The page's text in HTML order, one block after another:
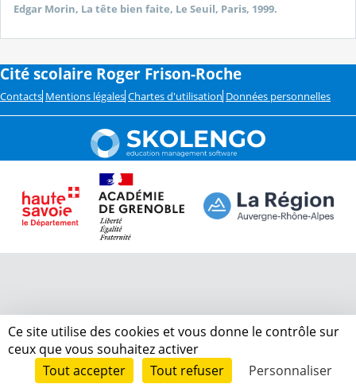
Edgar Morin, La tête bien faite, Le Seuil, Paris, 1999.
Cité scolaire Roger Frison-Roche
Contacts Mentions légales Chartes d'utilisation Données personnelles
Ce site utilise des cookies et vous donne le contrôle sur
ceux que vous souhaitez activer
Tout accepter
Tout refuser Personnaliser